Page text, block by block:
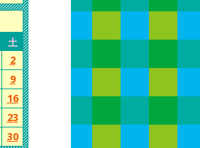
土
2
9
16
23
30